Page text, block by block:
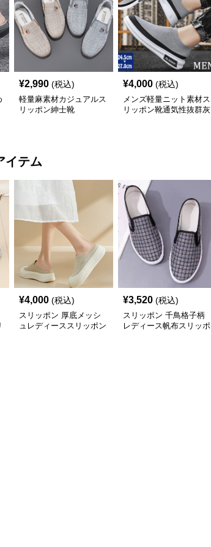
¥2,990 (税込)
軽量麻素材カジュアルス
リッポン紳士靴
¥4,000 (税込)
メンズ軽量ニット素材ス
リッポン靴通気性抜群灰
イテム
¥4,000 (税込)
スリッポン 厚底メッシ
ュレディーススリッポン
¥3,520 (税込)
スリッポン 千鳥格子柄
レディース帆布スリッポ